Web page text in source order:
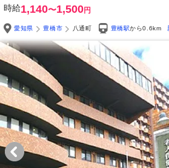
時給1,140〜1,500円
愛知県
豊橋市 八通町 豊橋駅から0.6km